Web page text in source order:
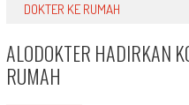
DOKTER KE RUMAH
ALODOKTER HADIRKAN
RUMAH